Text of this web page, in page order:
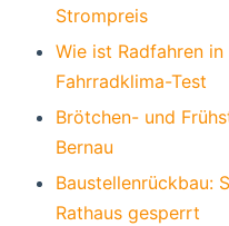
Strompreis
Wie ist Radfahren
Fahrradklima-Test
Brötchen- und
Bernau
Baustellenrückbau:
Rathaus gesperrt